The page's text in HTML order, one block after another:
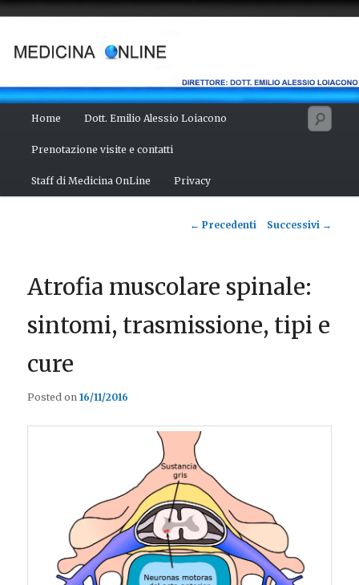
contenuto
principale
Home Dott. Emilio Alessio Loiacono
Prenotazione visite e contatti
Staff di Medicina OnLine Privacy
Navigazione
← Precedenti Successivi →
Atrofia muscolare spinale:
sintomi, trasmissione, tipi e
cure
Posted on16/11/2016